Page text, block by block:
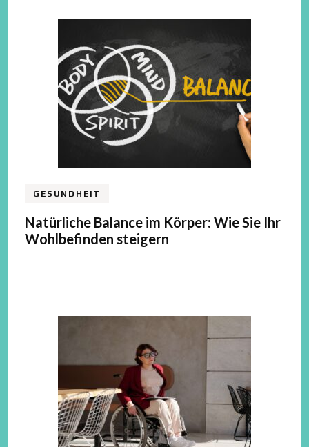
GESUNDHEIT
Natürliche Balance im Körper: Wie Sie Ihr
Wohlbefinden steigern